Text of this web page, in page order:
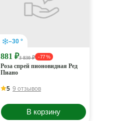
–30 °
881 ₽3 830 ₽ - 77 %
Роза спрей пионовидная Ред
Пиано
5 9 отзывов
В корзину